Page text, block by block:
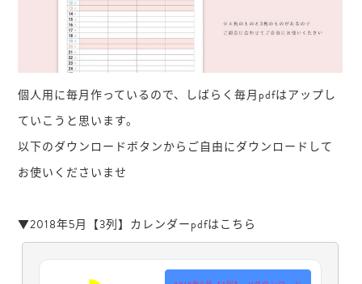
個人用に毎月作っているので、しばらく毎月pdfはアップし
ていこうと思います。
以下のダウンロードボタンからご自由にダウンロードして
お使いくださいませ
▼2018年5月【3列】カレンダーpdfはこちら